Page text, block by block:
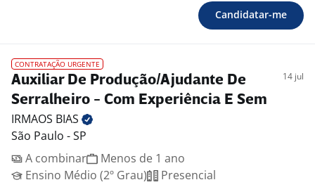
Candidatar-me
CONTRATAÇÃO URGENTE
Auxiliar De Produção/Ajudante De
Serralheiro - Com Experiência E Sem
14 jul
IRMAOS BIAS
São Paulo - SP
A combinar
Menos de 1 ano
Ensino Médio (2º Grau)
Presencial